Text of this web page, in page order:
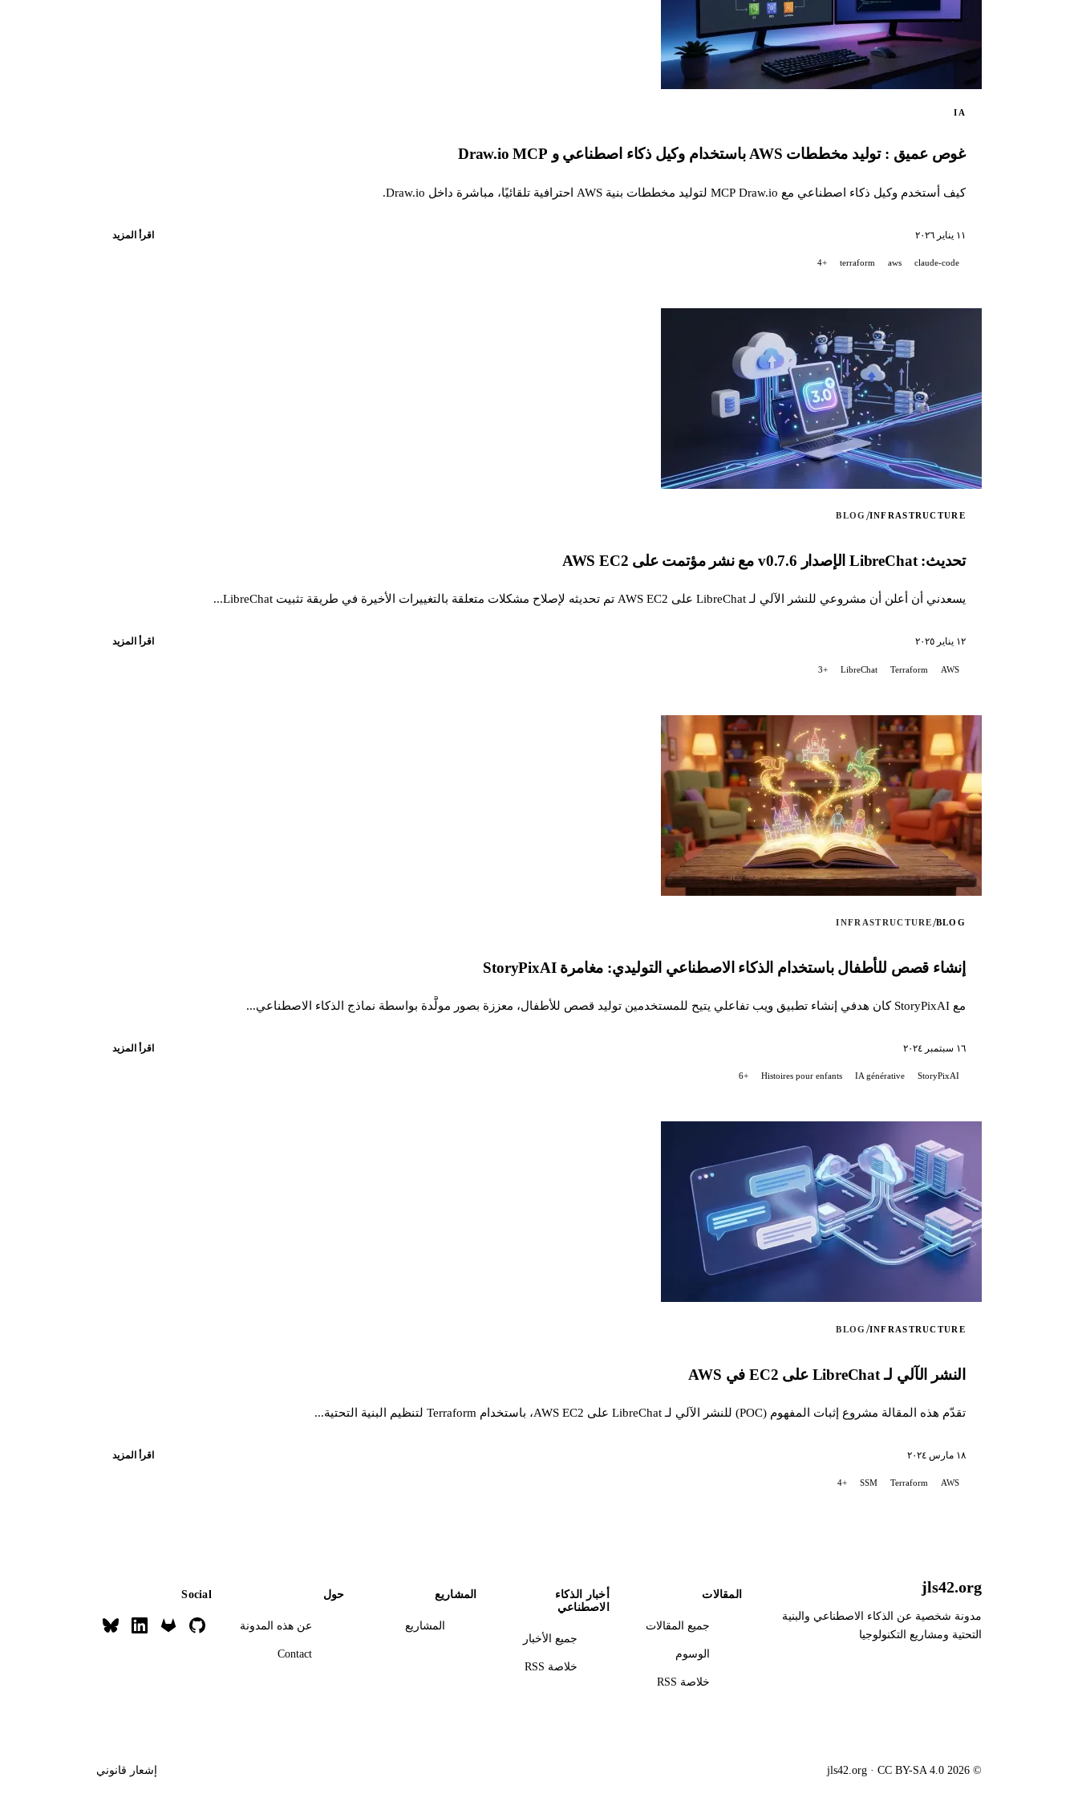
IA
غوص عميق : توليد مخططات AWS باستخدام وكيل ذكاء اصطناعي و Draw.io MCP
كيف أستخدم وكيل ذكاء اصطناعي مع MCP Draw.io لتوليد مخططات بنية AWS احترافية تلقائيًا، مباشرة داخل Draw.io.
١١ يناير ٢٠٢٦ اقرأ المزيد
claude-code
aws
terraform
+4
INFRASTRUCTURE
/
BLOG
تحديث: LibreChat الإصدار v0.7.6 مع نشر مؤتمت على AWS EC2
يسعدني أن أعلن أن مشروعي للنشر الآلي لـ LibreChat على AWS EC2 تم تحديثه لإصلاح مشكلات متعلقة بالتغييرات الأخيرة في طريقة تثبيت LibreChat...
١٢ يناير ٢٠٢٥ اقرأ المزيد
AWS
Terraform
LibreChat
+3
BLOG
/
INFRASTRUCTURE
إنشاء قصص للأطفال باستخدام الذكاء الاصطناعي التوليدي: مغامرة StoryPixAI
مع StoryPixAI كان هدفي إنشاء تطبيق ويب تفاعلي يتيح للمستخدمين توليد قصص للأطفال، معززة بصور مولَّدة بواسطة نماذج الذكاء الاصطناعي...
١٦ سبتمبر ٢٠٢٤ اقرأ المزيد
StoryPixAI
IA générative
Histoires pour enfants
+6
INFRASTRUCTURE
/
BLOG
النشر الآلي لـ LibreChat على EC2 في AWS
تقدّم هذه المقالة مشروع إثبات المفهوم (POC) للنشر الآلي لـ LibreChat على AWS EC2، باستخدام Terraform لتنظيم البنية التحتية...
١٨ مارس ٢٠٢٤ اقرأ المزيد
AWS
Terraform
SSM
+4
jls42.org
مدونة شخصية عن الذكاء الاصطناعي والبنية
التحتية ومشاريع التكنولوجيا
المقالات
جميع المقالات
الوسوم
خلاصة RSS
أخبار الذكاء
الاصطناعي
جميع الأخبار
خلاصة RSS
المشاريع
المشاريع
حول
عن هذه المدونة
Contact
Social
© 2026 jls42.org · CC BY-SA 4.0 إشعار قانوني